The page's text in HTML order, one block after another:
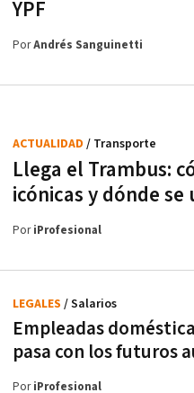
YPF
PorAndrés Sanguinetti
Llega el Trambus:
icónicas y dónde se
ACTUALIDAD / Transporte
PoriProfesional
Empleadas
pasa con los futuros
LEGALES / Salarios
PoriProfesional